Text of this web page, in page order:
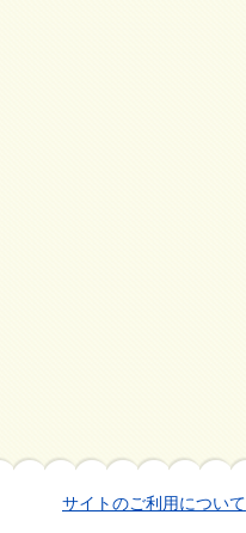
サイトのご利用について